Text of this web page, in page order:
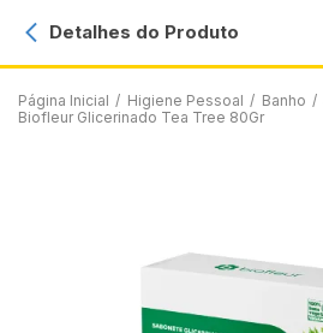
Página Inicial / Higiene Pessoal / Banho /
Biofleur Glicerinado Tea Tree 80Gr
Detalhes do Produto